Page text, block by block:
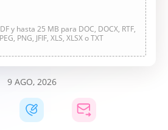
y hasta 25 MB para DOC, DOCX, RTF,
PNG, JFIF, XLS, XLSX o TXT
9 AGO, 2026